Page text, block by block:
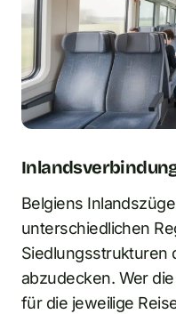
Belgiens
unterschiedlichen
Siedlungsstrukturen
abzudecken. Wer
für die jeweilige